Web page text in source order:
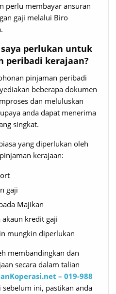
perlu membayar ansuran
gaji melalui Biro
perlukan untuk
peribadi kerajaan?
pinjaman peribadi
beberapa dokumen
dan meluluskan
anda dapat menerima
singkat.
yang diperlukan oleh
kerajaan:
gaji
Majikan
akaun kredit gaji
mungkin diperlukan
membandingkan dan
secara dalam talian
– 019-988
sebelum ini, pastikan anda